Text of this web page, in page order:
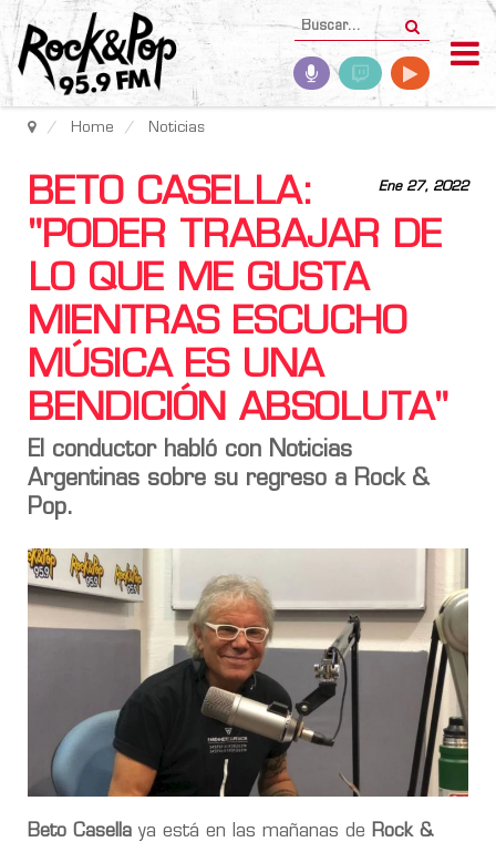
Home Noticias
Ene 27, 2022
BETO CASELLA:
"PODER TRABAJAR DE
LO QUE ME GUSTA
MIENTRAS ESCUCHO
MÚSICA ES UNA
BENDICIÓN ABSOLUTA"
El conductor habló con Noticias
Argentinas sobre su regreso a Rock &
Pop.
Beto Casella ya está en las mañanas de Rock &